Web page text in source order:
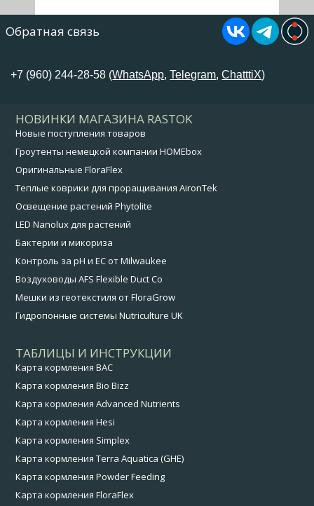
Обратная связь
+7 (960) 244-28-58 (WhatsApp,Telegram,ChatttiX)
НОВИНКИ МАГАЗИНА RASTOK
Новые поступления товаров
Гроутенты немецкой компании HOMEbox
Оригинальные FloraFlex
Теплые коврики для проращивания AironTek
Освещение растений Phytolite
LED Nanolux для растений
Бактерии и микориза
Контроль за pH и EC от Milwaukee
Воздуховоды AFS Flexible Duct Co
Мешки из геотекстиля от FloraGrow
Гидропонные системы Nutriculture UK
ТАБЛИЦЫ И ИНСТРУКЦИИ
Карта кормления BAC
Карта кормления Bio Bizz
Карта кормления Advanced Nutrients
Карта кормления Hesi
Карта кормления Simplex
Карта кормления Terra Aquatica (GHE)
Карта кормления Powder Feeding
Карта кормления FloraFlex